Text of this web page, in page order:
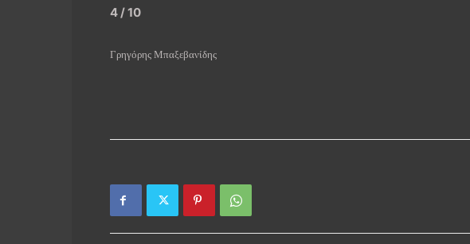
4 / 10
Γρηγόρης Μπαξεβανίδης